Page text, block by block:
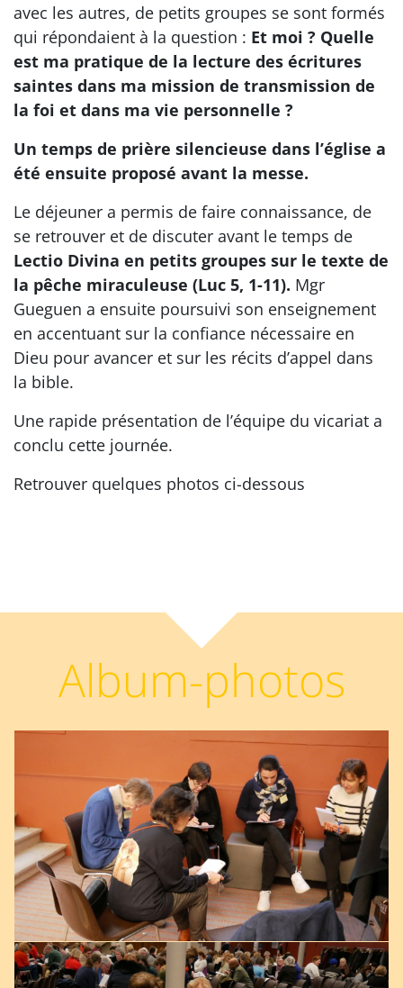
avec les autres, de petits groupes se sont formés
qui répondaient à la question : Et moi ? Quelle
est ma pratique de la lecture des écritures
saintes dans ma mission de transmission de
la foi et dans ma vie personnelle ?
Un temps de prière silencieuse dans l’église a
été ensuite proposé avant la messe.
Le déjeuner a permis de faire connaissance, de
se retrouver et de discuter avant le temps de
Lectio Divina en petits groupes sur le texte de
la pêche miraculeuse (Luc 5, 1-11). Mgr
Gueguen a ensuite poursuivi son enseignement
en accentuant sur la confiance nécessaire en
Dieu pour avancer et sur les récits d’appel dans
la bible.
Une rapide présentation de l’équipe du vicariat a
conclu cette journée.
Retrouver quelques photos ci-dessous
Album-photos